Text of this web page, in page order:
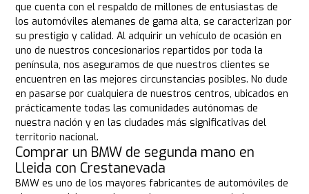
que cuenta con el respaldo de millones de entusiastas de
los automóviles alemanes de gama alta, se caracterizan por
su prestigio y calidad. Al adquirir un vehículo de ocasión en
uno de nuestros concesionarios repartidos por toda la
península, nos aseguramos de que nuestros clientes se
encuentren en las mejores circunstancias posibles. No dude
en pasarse por cualquiera de nuestros centros, ubicados en
prácticamente todas las comunidades autónomas de
nuestra nación y en las ciudades más significativas del
territorio nacional.
Comprar un BMW de segunda mano en
Lleida con Crestanevada
BMW es uno de los mayores fabricantes de automóviles de